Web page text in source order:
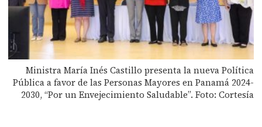
Ministra María Inés Castillo presenta la nueva Política
Pública a favor de las Personas Mayores en Panamá 2024-
2030, “Por un Envejecimiento Saludable”. Foto: Cortesía